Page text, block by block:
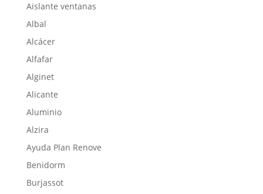
Aislante ventanas
Albal
Alcácer
Alfafar
Alginet
Alicante
Aluminio
Alzira
Ayuda Plan Renove
Benidorm
Burjassot